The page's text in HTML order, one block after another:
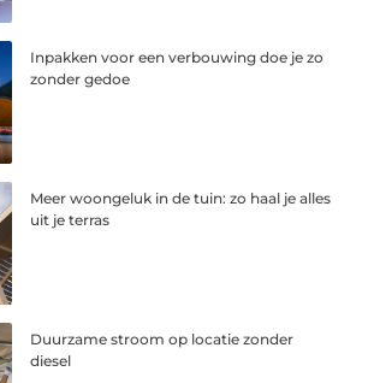
Inpakken voor een verbouwing doe je zo
zonder gedoe
Meer woongeluk in de tuin: zo haal je alles
uit je terras
Duurzame stroom op locatie zonder
diesel